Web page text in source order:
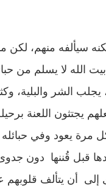
سيألفه منهم، لكن
الله لا يسلم من
الشر والبلية،
يجتثون اللعنة
مرة يعود وفي حبائله
قبل قُننها دون
إلى أن يتألف